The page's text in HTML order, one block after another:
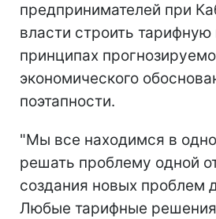
предпринимателей при
власти строить тарифную
принципах
экономического
поэтапности.
"Мы все находимся в
решать проблему одной
создания новых проблем
Любые тарифные